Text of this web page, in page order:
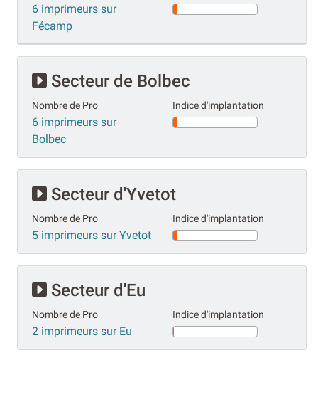
6 imprimeurs sur
Fécamp
Secteur de Bolbec
Nombre de Pro
6 imprimeurs sur
Bolbec
Indice d'implantation
Secteur d'Yvetot
Nombre de Pro
5 imprimeurs sur Yvetot
Indice d'implantation
Secteur d'Eu
Nombre de Pro
2 imprimeurs sur Eu
Indice d'implantation